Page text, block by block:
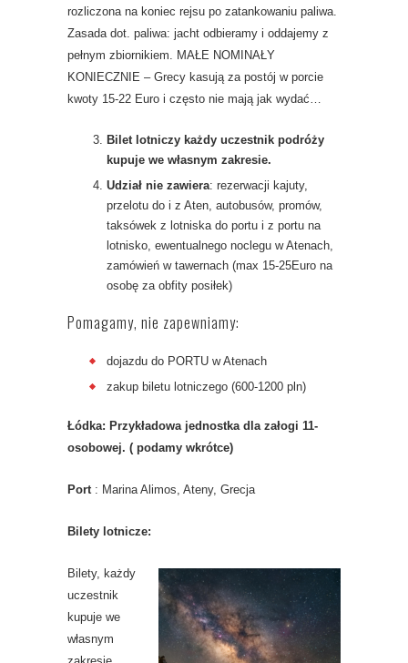
rozliczona na koniec rejsu po zatankowaniu paliwa.
Zasada dot. paliwa: jacht odbieramy i oddajemy z
pełnym zbiornikiem. MAŁE NOMINAŁY
KONIECZNIE – Grecy kasują za postój w porcie
kwoty 15-22 Euro i często nie mają jak wydać…
Bilet lotniczy każdy uczestnik podróży
kupuje we własnym zakresie.
Udział nie zawiera: rezerwacji kajuty,
przelotu do i z Aten, autobusów, promów,
taksówek z lotniska do portu i z portu na
lotnisko, ewentualnego noclegu w Atenach,
zamówień w tawernach (max 15-25Euro na
osobę za obfity posiłek)
Pomagamy, nie zapewniamy:
dojazdu do PORTU w Atenach
zakup biletu lotniczego (600-1200 pln)
Łódka: Przykładowa jednostka dla załogi 11-
osobowej. ( podamy wkrótce)
Port : Marina Alimos, Ateny, Grecja
Bilety lotnicze:
Bilety, każdy
uczestnik
kupuje we
własnym